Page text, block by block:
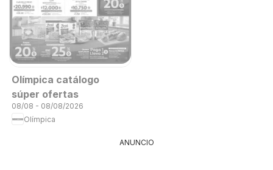
Olímpica catálogo
súper ofertas
08/08 - 08/08/2026
Olímpica
ANUNCIO